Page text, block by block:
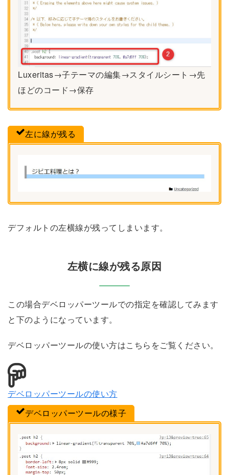
Luxeritas→子テーマの編集→スタイルシート→先
ほどのコード→保存
左に線が残る
デフォルトの左横線が残ってしまいます。
左横に線が残る原因
この場合デベロッパーツールでの指定を確認してみます
と下のようになっています。
デベロッパーツールの使い方はこちらをご覧ください。
デベロッパーツールの使い方
デベロッパーツールの様子